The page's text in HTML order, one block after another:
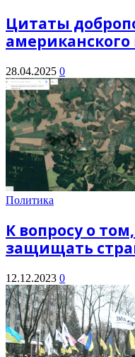
Цитаты
28.04.2025 0
Политика
К вопросу о
защищать
12.12.2023 0